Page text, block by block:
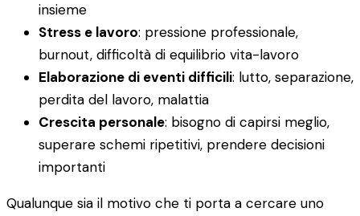
insieme
Stress e lavoro: pressione professionale,
burnout, difficoltà di equilibrio vita-lavoro
Elaborazione di eventi difficili: lutto, separazione,
perdita del lavoro, malattia
Crescita personale: bisogno di capirsi meglio,
superare schemi ripetitivi, prendere decisioni
importanti
Qualunque sia il motivo che ti porta a cercare uno